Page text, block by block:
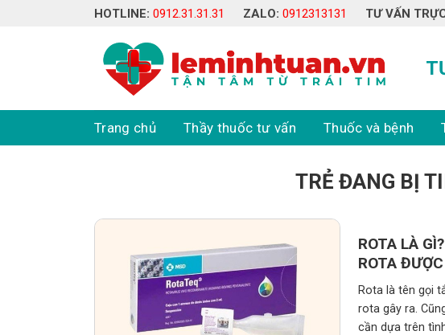
HOTLINE: 0912.31.31.31 ZALO: 0912313131 TƯ VẤN
Trang chủ Thầy thuốc tư vấn Thuốc và bệnh
TRẺ ĐANG BỊ
ROTA LÀ
ROTA
Rota là tên gọi
rota gây ra.
cần dựa trên